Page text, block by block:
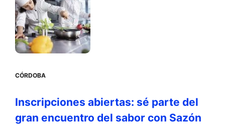
CÓRDOBA
Inscripciones abiertas: sé parte del
gran encuentro del sabor con Sazón